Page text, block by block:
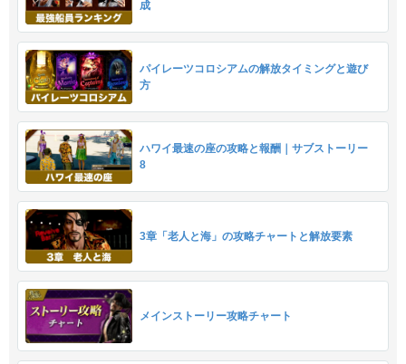
成
パイレーツコロシアムの解放タイミングと遊び
方
ハワイ最速の座の攻略と報酬｜サブストーリー
8
3章「老人と海」の攻略チャートと解放要素
メインストーリー攻略チャート